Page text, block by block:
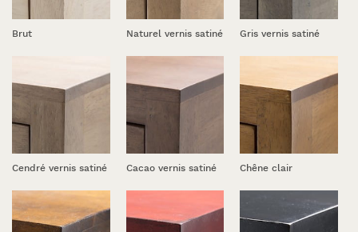
Brut Naturel vernis satiné Gris vernis satiné
Cendré vernis satiné Cacao vernis satiné Chêne clair